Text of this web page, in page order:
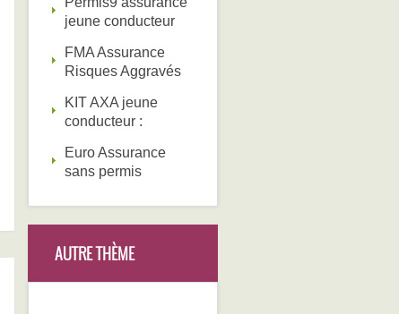
jeune conducteur
FMA Assurance
Risques Aggravés
KIT AXA jeune
conducteur :
Euro Assurance
sans permis
AUTRE THÈME